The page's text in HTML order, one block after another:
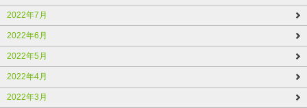
2022年7月
2022年6月
2022年5月
2022年4月
2022年3月